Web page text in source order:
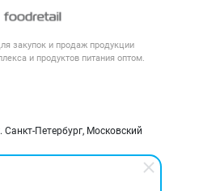
закупок и продаж продукции
и продуктов питания оптом.
Петербург, Московский
оферта
информация
персональных данных
рынка
соки, вода
для пищепрома
о компаниях
объявлений